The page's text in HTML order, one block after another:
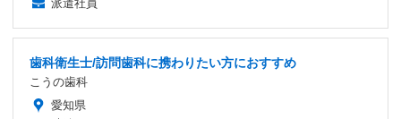
派遣社員
歯科衛生士/訪問歯科に携わりたい方におすすめ
こうの歯科
愛知県